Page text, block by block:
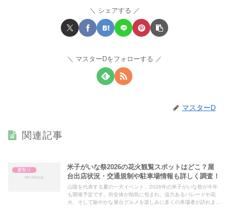
シェアする
マスターDをフォローする
マスターD
関連記事
夏祭り
米子がいな祭2026の花火観覧スポットはどこ？屋
台出店状況・交通規制や駐車場情報も詳しく調査！
山陰を代表する夏の一大イベント、2026年の米子がいな祭が今年
も開催予定です。街全体が熱気に包まれ、迫力あるパレードや花
火、そして賑やかな屋台グルメを楽しみに多くの来場者が訪れま